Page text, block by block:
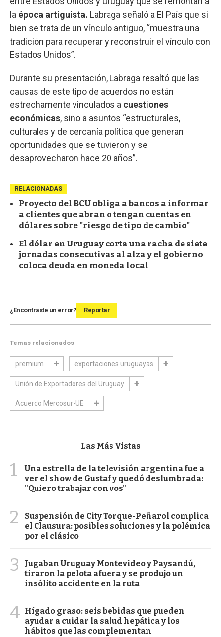
la época artiguista. Labraga señaló a El País que si
bien se trata de un vínculo antiguo, “muestra una
tradición para recuperar y reconstruir el vínculo con
Estados Unidos”.
Durante su presentación, Labraga resaltó que las
causas de este tipo de acuerdos no están
estrechamente vinculados a cuestiones
económicas, sino a asuntos “estructurales,
culturales y de cercanía política que generan
oportunidades que se tuvieron y se
desaprovecharon hace 20 años”.
RELACIONADAS
Proyecto del BCU obliga a bancos a informar
a clientes que abran o tengan cuentas en
dólares sobre "riesgo de tipo de cambio"
El dólar en Uruguay corta una racha de siete
jornadas consecutivas al alza y el gobierno
coloca deuda en moneda local
¿Encontraste un error? Reportar
Temas relacionados
premium exportaciones uruguayas
Unión de Exportadores del Uruguay
Acuerdo Mercosur-UE
Las Más Vistas
1
Una estrella de la televisión argentina fue a
ver el show de Gustaf y quedó deslumbrada:
"Quiero trabajar con vos"
2
Suspensión de City Torque-Peñarol complica
el Clausura: posibles soluciones y la polémica
por el clásico
3
Jugaban Uruguay Montevideo y Paysandú,
tiraron la pelota afuera y se produjo un
insólito accidente en la ruta
4 Hígado graso: seis bebidas que pueden
ayudar a cuidar la salud hepática y los
hábitos que las complementan